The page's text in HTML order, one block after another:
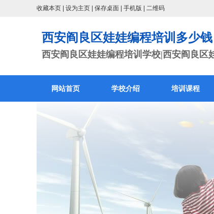
收藏本页 设为主页 保存桌面 手机版 二维码
西安阎良区娃娃编程培训多少钱
西安阎良区娃娃编程培训学校|西安阎良区
网站首页 学校介绍 培训课程